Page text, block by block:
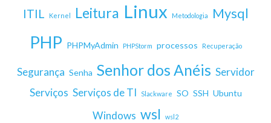
ITIL Kernel Leitura Linux Metodologia Mysql
PHP PHPMyAdmin PHPStorm processos Recuperação
Segurança Senha Senhor dos Anéis Servidor
Serviços Serviços de TI Slackware SO SSH Ubuntu
Windows wsl wsl2